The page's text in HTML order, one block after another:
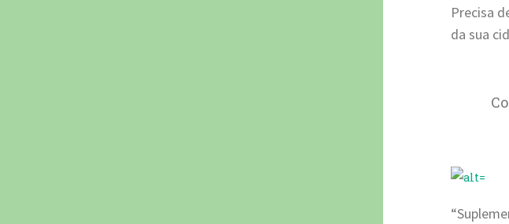
Precisa
da sua